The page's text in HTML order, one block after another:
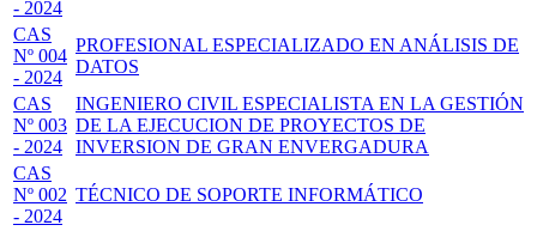
- 2024
CAS
Nº 004
- 2024
PROFESIONAL ESPECIALIZADO EN ANÁLISIS DE
DATOS
CAS
Nº 003
- 2024
INGENIERO CIVIL ESPECIALISTA EN LA GESTIÓN
DE LA EJECUCION DE PROYECTOS DE
INVERSION DE GRAN ENVERGADURA
CAS
Nº 002
- 2024
TÉCNICO DE SOPORTE INFORMÁTICO